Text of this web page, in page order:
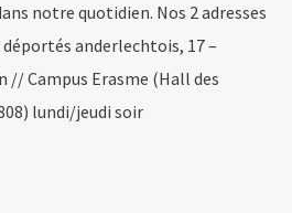
notre quotidien. Nos 2 adresses
déportés anderlechtois, 17 –
Campus Erasme (Hall des
lundi/jeudi soir